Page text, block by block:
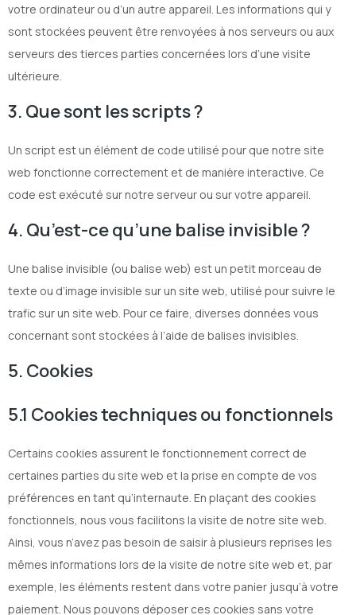
votre ordinateur ou d’un autre appareil. Les informations qui y
sont stockées peuvent être renvoyées à nos serveurs ou aux
serveurs des tierces parties concernées lors d’une visite
ultérieure.
3. Que sont les scripts ?
Un script est un élément de code utilisé pour que notre site
web fonctionne correctement et de manière interactive. Ce
code est exécuté sur notre serveur ou sur votre appareil.
4. Qu’est-ce qu’une balise invisible ?
Une balise invisible (ou balise web) est un petit morceau de
texte ou d’image invisible sur un site web, utilisé pour suivre le
trafic sur un site web. Pour ce faire, diverses données vous
concernant sont stockées à l’aide de balises invisibles.
5. Cookies
5.1 Cookies techniques ou fonctionnels
Certains cookies assurent le fonctionnement correct de
certaines parties du site web et la prise en compte de vos
préférences en tant qu’internaute. En plaçant des cookies
fonctionnels, nous vous facilitons la visite de notre site web.
Ainsi, vous n’avez pas besoin de saisir à plusieurs reprises les
mêmes informations lors de la visite de notre site web et, par
exemple, les éléments restent dans votre panier jusqu’à votre
paiement. Nous pouvons déposer ces cookies sans votre